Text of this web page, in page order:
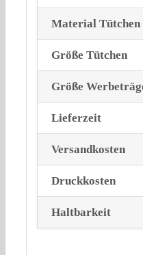
Material Tütchen
Größe Tütchen
Größe
Lieferzeit
Versandkosten
Druckkosten
Haltbarkeit